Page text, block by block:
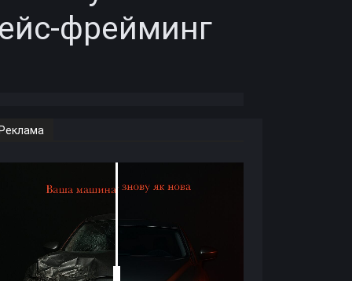
фрейминг